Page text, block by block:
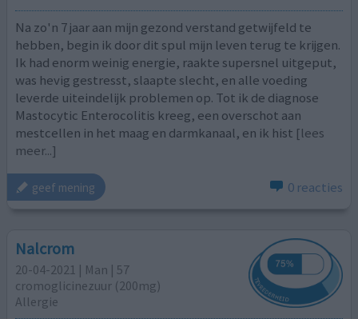
Na zo'n 7 jaar aan mijn gezond verstand getwijfeld te
hebben, begin ik door dit spul mijn leven terug te krijgen.
Ik had enorm weinig energie, raakte supersnel uitgeput,
was hevig gestresst, slaapte slecht, en alle voeding
leverde uiteindelijk problemen op. Tot ik de diagnose
Mastocytic Enterocolitis kreeg, een overschot aan
mestcellen in het maag en darmkanaal, en ik hist [lees
meer...]
geef mening 0 reacties
Nalcrom
20-04-2021 | Man | 57
cromoglicinezuur (200mg)
Allergie